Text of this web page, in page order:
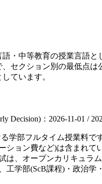
・中等教育の授業言語
、セクション別の最低点
ています。
Decision)：2026-11-01 /
る学部フルタイム授業料
ション費など)は含まれて
は、オープンカリキュラ
工学部(ScB課程)・政治